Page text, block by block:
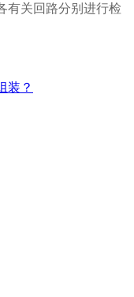
有关回路分别进行检
装？